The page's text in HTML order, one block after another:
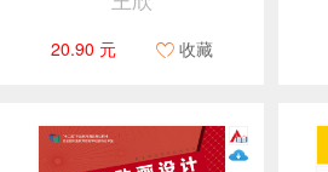
20.90 元 收藏